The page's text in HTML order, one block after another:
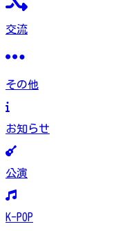
交流
その他
お知らせ
公演
K-POP